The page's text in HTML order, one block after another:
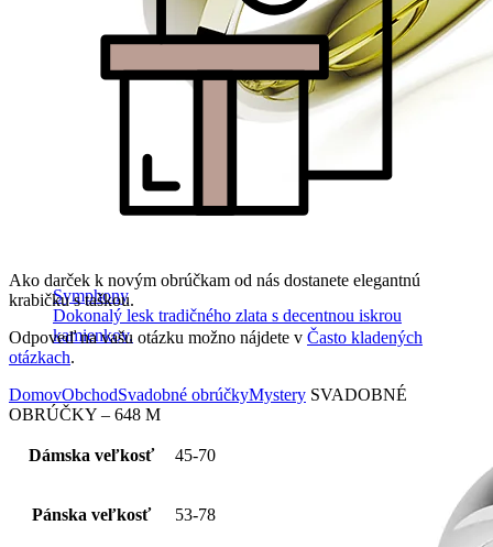
Symphony
Dokonalý lesk tradičného zlata s decentnou iskrou
kamienkov.
Ako darček k novým obrúčkam od nás dostanete elegantnú
krabičku s taškou.
Odpoveď na vašu otázku možno nájdete v Často kladených
otázkach.
DomovObchodSvadobné obrúčkyMystery SVADOBNÉ
OBRÚČKY – 648 M
Dámska veľkosť 45-70
Pánska veľkosť 53-78